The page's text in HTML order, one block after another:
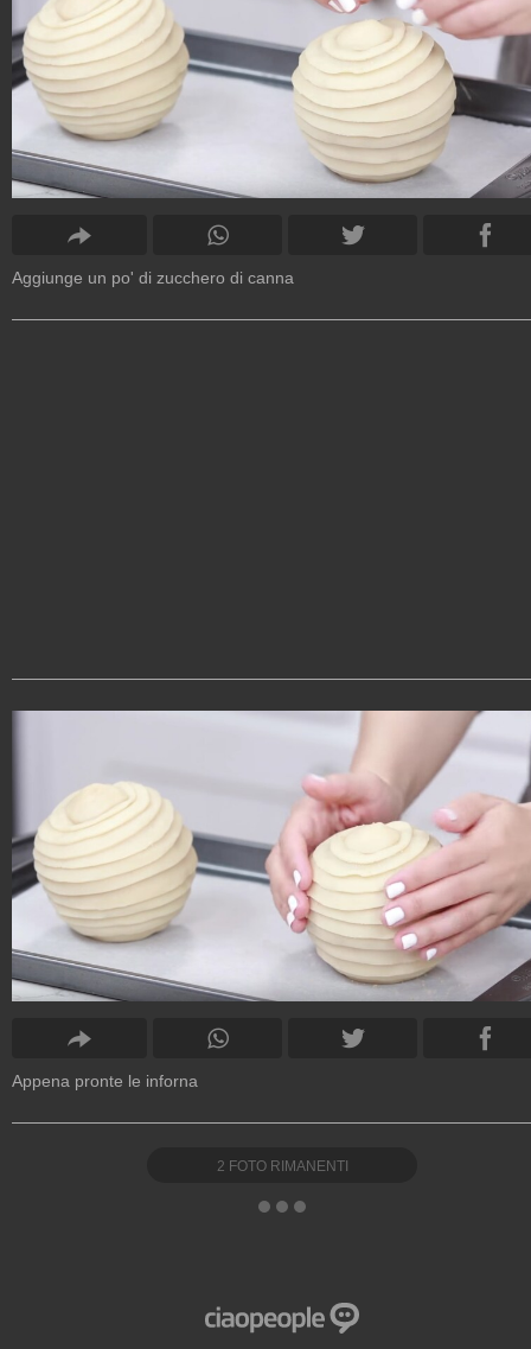
Aggiunge un po' di zucchero di canna
Appena pronte le inforna
2 FOTO RIMANENTI